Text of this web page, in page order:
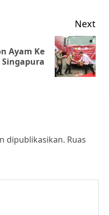
Next
Ayam Ke
Singapura
dipublikasikan. Ruas